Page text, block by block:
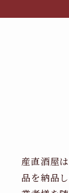
産直酒屋
品を納品